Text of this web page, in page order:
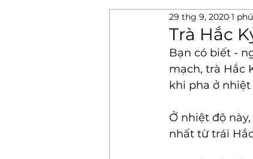
Trà Hắc
29 thg 9, 2020 1
Bạn có biết -
mạch, trà Hắc
khi pha ở nhiệt
Ở nhiệt độ
nhất từ trái